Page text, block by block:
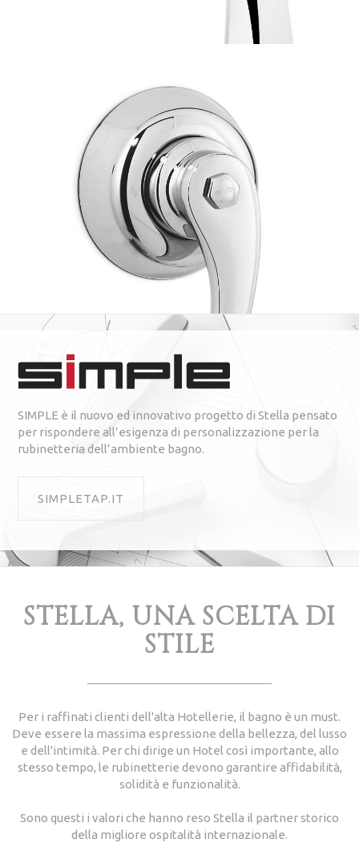
SIMPLE è il nuovo ed innovativo progetto di Stella pensato
per rispondere all’esigenza di personalizzazione per la
rubinetteria dell’ambiente bagno.
SIMPLETAP.IT
STELLA, UNA SCELTA DI
STILE
Per i raffinati clienti dell'alta Hotellerie, il bagno è un must.
Deve essere la massima espressione della bellezza, del lusso
e dell'intimità. Per chi dirige un Hotel così importante, allo
stesso tempo, le rubinetterie devono garantire affidabilità,
solidità e funzionalità.
Sono questi i valori che hanno reso Stella il partner storico
della migliore ospitalità internazionale.